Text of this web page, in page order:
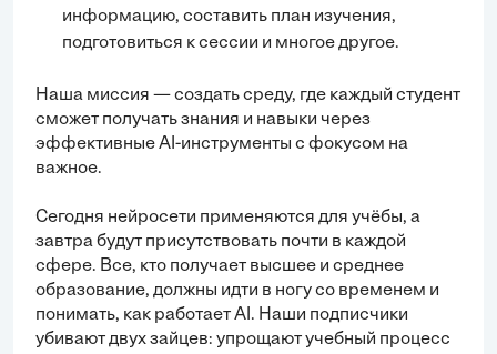
информацию, составить план изучения,
подготовиться к сессии и многое другое.
Наша миссия — создать среду, где каждый студент
сможет получать знания и навыки через
эффективные AI-инструменты с фокусом на
важное.
Сегодня нейросети применяются для учёбы, а
завтра будут присутствовать почти в каждой
сфере. Все, кто получает высшее и среднее
образование, должны идти в ногу со временем и
понимать, как работает AI. Наши подписчики
убивают двух зайцев: упрощают учебный процесс